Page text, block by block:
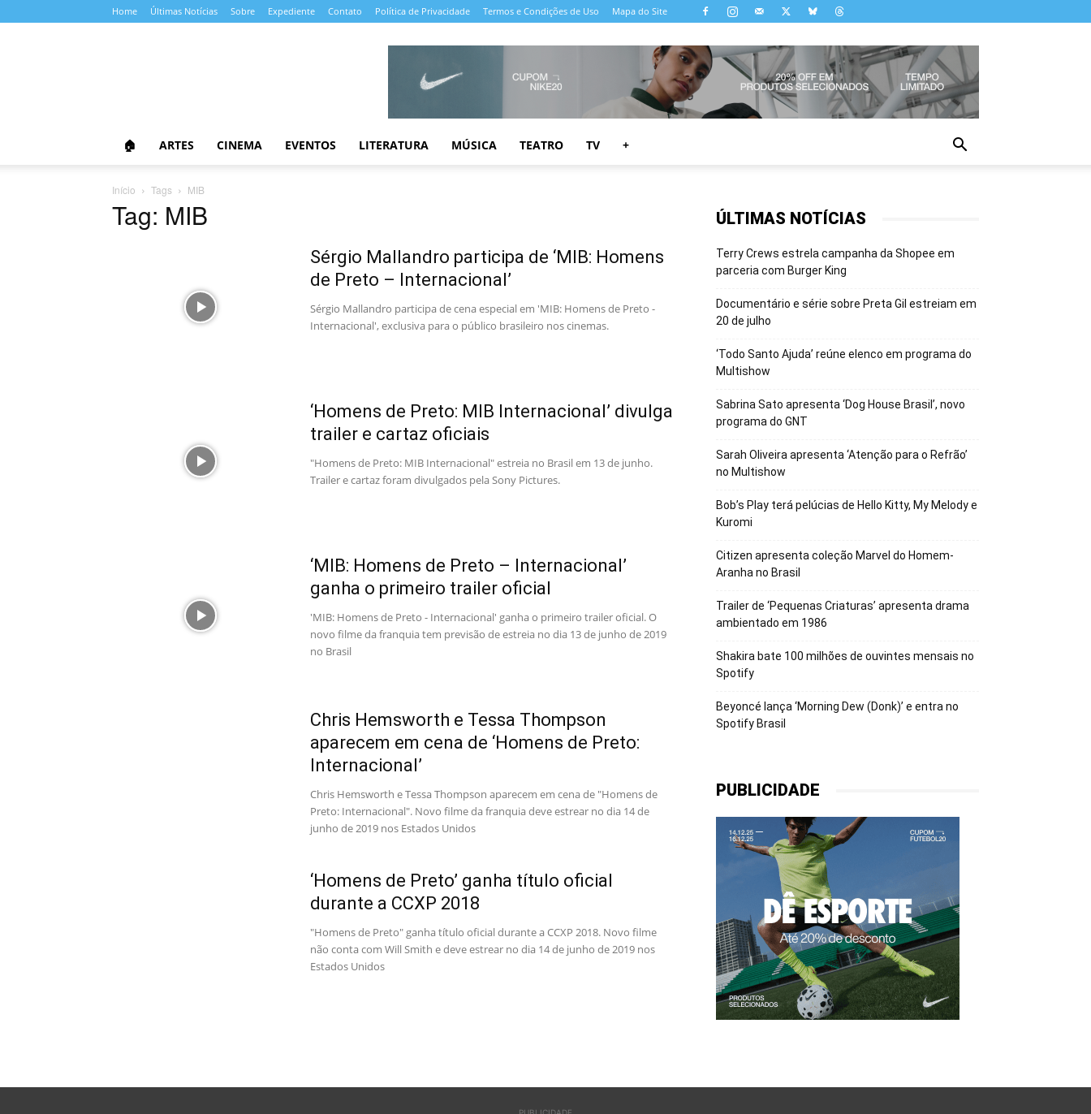
Home Últimas Notícias Sobre Expediente Contato Política de Privacidade Termos e Condições de Uso Mapa do Site
🏠 ARTES CINEMA EVENTOS LITERATURA MÚSICA TEATRO TV +
Início Tags MIB
Tag: MIB
Sérgio Mallandro participa de ‘MIB: Homens
de Preto – Internacional’
Sérgio Mallandro participa de cena especial em 'MIB: Homens de Preto -
Internacional', exclusiva para o público brasileiro nos cinemas.
‘Homens de Preto: MIB Internacional’ divulga
trailer e cartaz oficiais
"Homens de Preto: MIB Internacional" estreia no Brasil em 13 de junho.
Trailer e cartaz foram divulgados pela Sony Pictures.
‘MIB: Homens de Preto – Internacional’
ganha o primeiro trailer oficial
'MIB: Homens de Preto - Internacional' ganha o primeiro trailer oficial. O
novo filme da franquia tem previsão de estreia no dia 13 de junho de 2019
no Brasil
Chris Hemsworth e Tessa Thompson
aparecem em cena de ‘Homens de Preto:
Internacional’
Chris Hemsworth e Tessa Thompson aparecem em cena de "Homens de
Preto: Internacional". Novo filme da franquia deve estrear no dia 14 de
junho de 2019 nos Estados Unidos
‘Homens de Preto’ ganha título oficial
durante a CCXP 2018
"Homens de Preto" ganha título oficial durante a CCXP 2018. Novo filme
não conta com Will Smith e deve estrear no dia 14 de junho de 2019 nos
Estados Unidos
ÚLTIMAS NOTÍCIAS
Terry Crews estrela campanha da Shopee em
parceria com Burger King
Documentário e série sobre Preta Gil estreiam em
20 de julho
‘Todo Santo Ajuda’ reúne elenco em programa do
Multishow
Sabrina Sato apresenta ‘Dog House Brasil’, novo
programa do GNT
Sarah Oliveira apresenta ‘Atenção para o Refrão’
no Multishow
Bob’s Play terá pelúcias de Hello Kitty, My Melody e
Kuromi
Citizen apresenta coleção Marvel do Homem-
Aranha no Brasil
Trailer de ‘Pequenas Criaturas’ apresenta drama
ambientado em 1986
Shakira bate 100 milhões de ouvintes mensais no
Spotify
Beyoncé lança ‘Morning Dew (Donk)’ e entra no
Spotify Brasil
PUBLICIDADE